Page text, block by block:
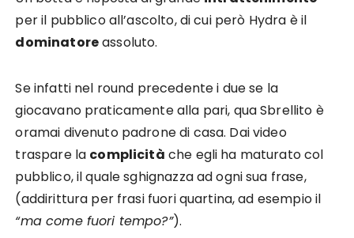
per il pubblico all’ascolto, di cui però Hydra è il
dominatoreassoluto.
Se infatti nel round precedente i due se la
giocavano praticamente alla pari, qua Sbrellito è
oramai divenuto padrone di casa. Dai video
traspare la complicità che egli ha maturato col
pubblico, il quale sghignazza ad ogni sua frase,
(addirittura per frasi fuori quartina, ad esempio il
“ma come fuori tempo?”).